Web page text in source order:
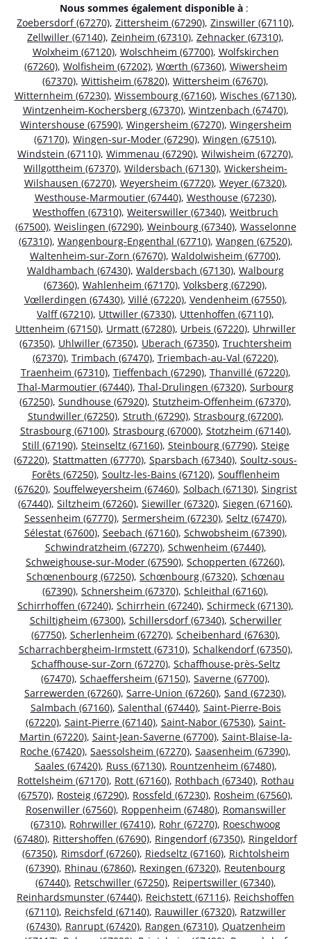
Nous sommes également disponible à :
Zoebersdorf (67270), Zittersheim (67290), Zinswiller (67110),
Zellwiller (67140), Zeinheim (67310), Zehnacker (67310),
Wolxheim (67120), Wolschheim (67700), Wolfskirchen
(67260), Wolfisheim (67202), Wœrth (67360), Wiwersheim
(67370), Wittisheim (67820), Wittersheim (67670),
Witternheim (67230), Wissembourg (67160), Wisches (67130),
Wintzenheim-Kochersberg (67370), Wintzenbach (67470),
Wintershouse (67590), Wingersheim (67270), Wingersheim
(67170), Wingen-sur-Moder (67290), Wingen (67510),
Windstein (67110), Wimmenau (67290), Wilwisheim (67270),
Willgottheim (67370), Wildersbach (67130), Wickersheim-
Wilshausen (67270), Weyersheim (67720), Weyer (67320),
Westhouse-Marmoutier (67440), Westhouse (67230),
Westhoffen (67310), Weiterswiller (67340), Weitbruch
(67500), Weislingen (67290), Weinbourg (67340), Wasselonne
(67310), Wangenbourg-Engenthal (67710), Wangen (67520),
Waltenheim-sur-Zorn (67670), Waldolwisheim (67700),
Waldhambach (67430), Waldersbach (67130), Walbourg
(67360), Wahlenheim (67170), Volksberg (67290),
Vœllerdingen (67430), Villé (67220), Vendenheim (67550),
Valff (67210), Uttwiller (67330), Uttenhoffen (67110),
Uttenheim (67150), Urmatt (67280), Urbeis (67220), Uhrwiller
(67350), Uhlwiller (67350), Uberach (67350), Truchtersheim
(67370), Trimbach (67470), Triembach-au-Val (67220),
Traenheim (67310), Tieffenbach (67290), Thanvillé (67220),
Thal-Marmoutier (67440), Thal-Drulingen (67320), Surbourg
(67250), Sundhouse (67920), Stutzheim-Offenheim (67370),
Stundwiller (67250), Struth (67290), Strasbourg (67200),
Strasbourg (67100), Strasbourg (67000), Stotzheim (67140),
Still (67190), Steinseltz (67160), Steinbourg (67790), Steige
(67220), Stattmatten (67770), Sparsbach (67340), Soultz-sous-
Forêts (67250), Soultz-les-Bains (67120), Soufflenheim
(67620), Souffelweyersheim (67460), Solbach (67130), Singrist
(67440), Siltzheim (67260), Siewiller (67320), Siegen (67160),
Sessenheim (67770), Sermersheim (67230), Seltz (67470),
Sélestat (67600), Seebach (67160), Schwobsheim (67390),
Schwindratzheim (67270), Schwenheim (67440),
Schweighouse-sur-Moder (67590), Schopperten (67260),
Schœnenbourg (67250), Schœnbourg (67320), Schœnau
(67390), Schnersheim (67370), Schleithal (67160),
Schirrhoffen (67240), Schirrhein (67240), Schirmeck (67130),
Schiltigheim (67300), Schillersdorf (67340), Scherwiller
(67750), Scherlenheim (67270), Scheibenhard (67630),
Scharrachbergheim-Irmstett (67310), Schalkendorf (67350),
Schaffhouse-sur-Zorn (67270), Schaffhouse-près-Seltz
(67470), Schaeffersheim (67150), Saverne (67700),
Sarrewerden (67260), Sarre-Union (67260), Sand (67230),
Salmbach (67160), Salenthal (67440), Saint-Pierre-Bois
(67220), Saint-Pierre (67140), Saint-Nabor (67530), Saint-
Martin (67220), Saint-Jean-Saverne (67700), Saint-Blaise-la-
Roche (67420), Saessolsheim (67270), Saasenheim (67390),
Saales (67420), Russ (67130), Rountzenheim (67480),
Rottelsheim (67170), Rott (67160), Rothbach (67340), Rothau
(67570), Rosteig (67290), Rossfeld (67230), Rosheim (67560),
Rosenwiller (67560), Roppenheim (67480), Romanswiller
(67310), Rohrwiller (67410), Rohr (67270), Roeschwoog
(67480), Rittershoffen (67690), Ringendorf (67350), Ringeldorf
(67350), Rimsdorf (67260), Riedseltz (67160), Richtolsheim
(67390), Rhinau (67860), Rexingen (67320), Reutenbourg
(67440), Retschwiller (67250), Reipertswiller (67340),
Reinhardsmunster (67440), Reichstett (67116), Reichshoffen
(67110), Reichsfeld (67140), Rauwiller (67320), Ratzwiller
(67430), Ranrupt (67420), Rangen (67310), Quatzenheim